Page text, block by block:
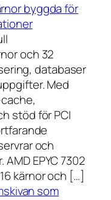
byggda för
och 32
databaser
Med
stöd för PCI
och
EPYC 7302
kärnor och […]
som